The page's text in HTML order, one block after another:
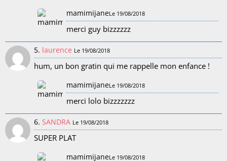
mamimijaneLe 19/08/2018
merci guy bizzzzzz
5. laurence Le 19/08/2018
hum, un bon gratin qui me rappelle mon enfance !
mamimijaneLe 19/08/2018
merci lolo bizzzzzzz
6. SANDRA Le 19/08/2018
SUPER PLAT
mamimijaneLe 19/08/2018